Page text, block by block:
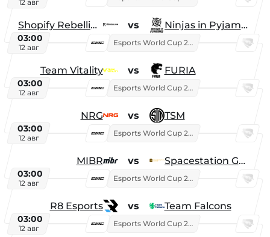
12 авг
Shopify Rebellion vs Ninjas in Pyjamas
03:00
12 авг
Esports World Cup 2026
Team Vitality vs FURIA
03:00
12 авг
Esports World Cup 2026
NRG vs TSM
03:00
12 авг
Esports World Cup 2026
MIBR vs Spacestation Gaming
03:00
12 авг
Esports World Cup 2026
R8 Esports vs Team Falcons
03:00
12 авг
Esports World Cup 2026